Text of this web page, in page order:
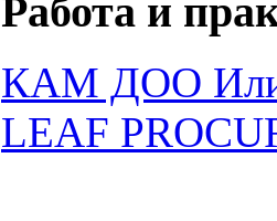
Работа и
КАМ ДОО
LEAF